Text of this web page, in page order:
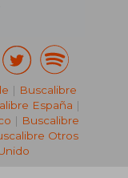
| Buscalibre
España |
| Buscalibre
Otros